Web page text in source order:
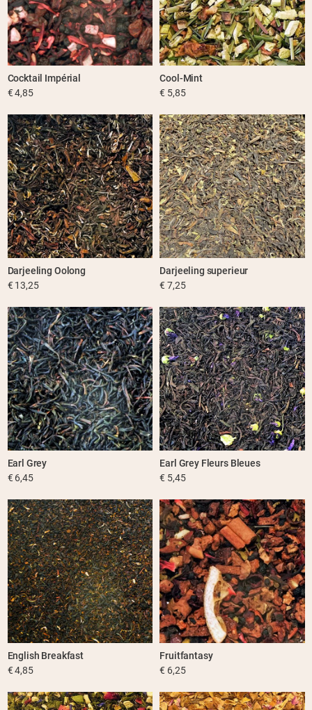
Cocktail Impérial
€ 4,85
Cool-Mint
€ 5,85
Darjeeling Oolong
€ 13,25
Darjeeling superieur
€ 7,25
Earl Grey
€ 6,45
Earl Grey Fleurs Bleues
€ 5,45
English Breakfast
€ 4,85
Fruitfantasy
€ 6,25